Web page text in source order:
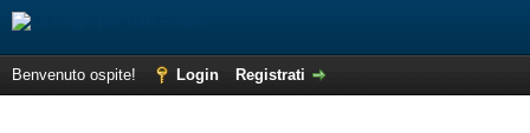
Benvenuto ospite! Login Registrati